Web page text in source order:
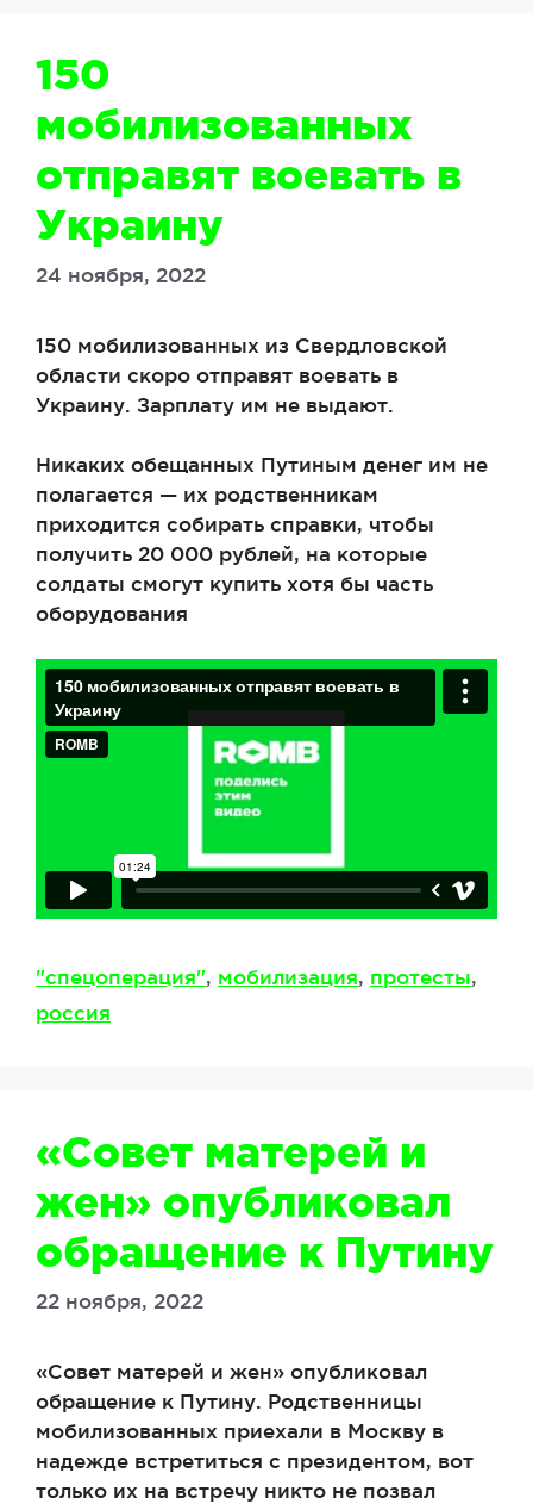
150
мобилизованных
отправят воевать в
Украину
24 ноября, 2022
150 мобилизованных из Свердловской
области скоро отправят воевать в
Украину. Зарплату им не выдают.
Никаких обещанных Путиным денег им не
полагается — их родственникам
приходится собирать справки, чтобы
получить 20 000 рублей, на которые
солдаты смогут купить хотя бы часть
оборудования
Метки
"спецоперация", мобилизация, протесты,
россия
«Совет матерей и
жен» опубликовал
обращение к Путину
22 ноября, 2022
«Совет матерей и жен» опубликовал
обращение к Путину. Родственницы
мобилизованных приехали в Москву в
надежде встретиться с президентом, вот
только их на встречу никто не позвал